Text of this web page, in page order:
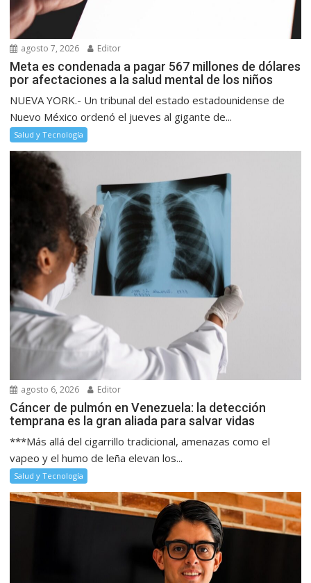
agosto 7, 2026 Editor
Meta es condenada a pagar 567 millones de dólares
por afectaciones a la salud mental de los niños
NUEVA YORK.- Un tribunal del estado estadounidense de
Nuevo México ordenó el jueves al gigante de...
Salud y Tecnología
agosto 6, 2026 Editor
Cáncer de pulmón en Venezuela: la detección
temprana es la gran aliada para salvar vidas
***Más allá del cigarrillo tradicional, amenazas como el
vapeo y el humo de leña elevan los...
Salud y Tecnología